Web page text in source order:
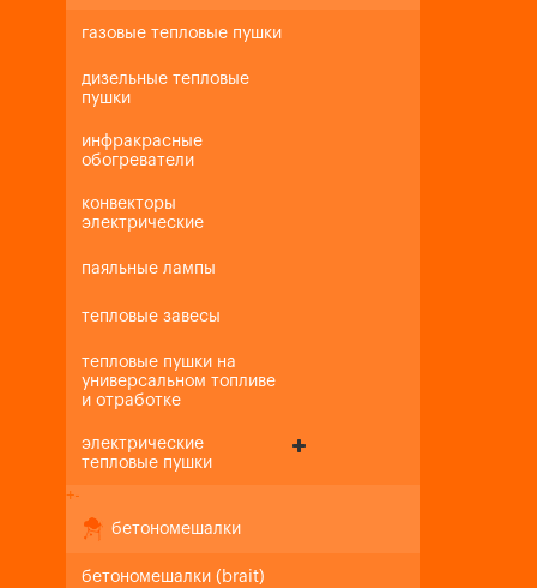
газовые тепловые пушки
дизельные тепловые
пушки
инфракрасные
обогреватели
конвекторы
электрические
паяльные лампы
тепловые завесы
тепловые пушки на
универсальном топливе
и отработке
электрические
тепловые пушки
+-
бетономешалки
бетономешалки (brait)